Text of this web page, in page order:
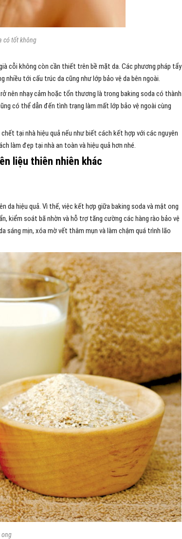
có tốt không
cỗi không còn cần thiết trên bề mặt da. Các phương pháp tẩy
nhiều tới cấu trúc da cũng như lớp bảo vệ da bên ngoài.
nên nhạy cảm hoặc tổn thương là trong baking soda có thành
có thể dẫn đến tình trạng làm mất lớp bảo vệ ngoài cùng
tại nhà hiệu quả nếu như biết cách kết hợp với các nguyên
làm đẹp tại nhà an toàn và hiệu quả hơn nhé.
liệu thiên nhiên khác
da hiệu quả. Vì thế, việc kết hợp giữa baking soda và mật ong
kiểm soát bã nhờn và hỗ trợ tăng cường các hàng rào bảo vệ
sáng mịn, xóa mờ vết thâm mụn và làm chậm quá trình lão
ong